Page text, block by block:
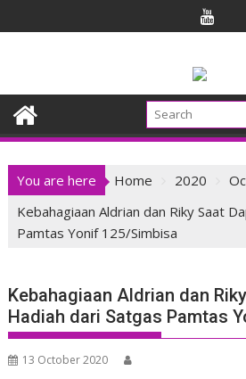
to
You are here Home 2020
Kebahagiaan Aldrian dan Riky Saat
Pamtas Yonif 125/Simbisa
Kebahagiaan Aldrian dan
Hadiah dari Satgas Pamtas
13 October 2020